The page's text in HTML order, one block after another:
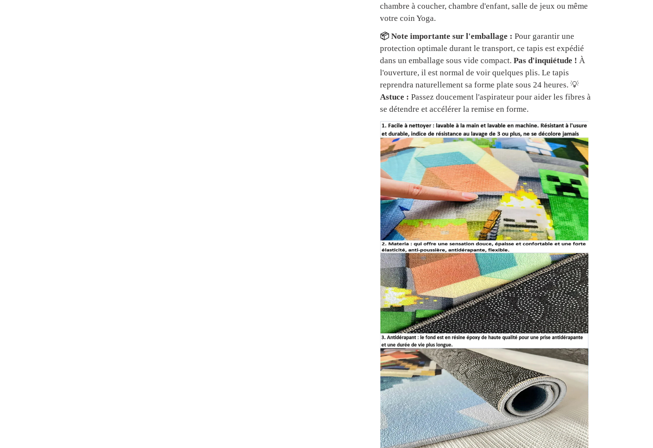
chambre à coucher, chambre d'enfant, salle de jeux ou même
votre coin Yoga.
📦 Note importante sur l'emballage : Pour garantir une
protection optimale durant le transport, ce tapis est expédié
dans un emballage sous vide compact.Pas d'inquiétude ! À
l'ouverture, il est normal de voir quelques plis. Le tapis
reprendra naturellement sa forme plate sous 24 heures. 💡
Astuce : Passez doucement l'aspirateur pour aider les fibres à
se détendre et accélérer la remise en forme.